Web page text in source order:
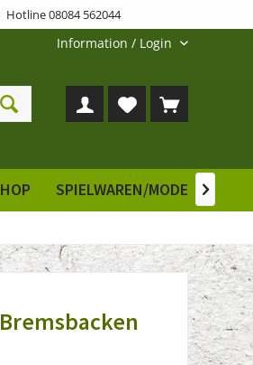
Hotline 08084 562044
Information / Login
SPIELWAREN/MODELLE
